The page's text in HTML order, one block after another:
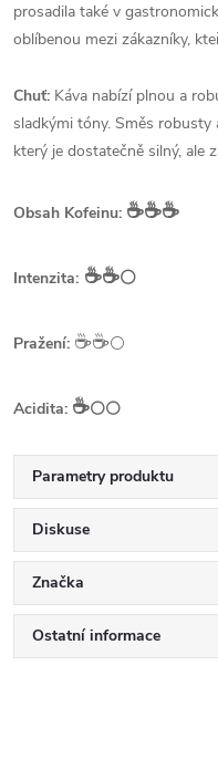
prosadila také v
oblíbenou mezi zákazníky,
Chuť: Káva nabízí plnou a
sladkými tóny. Směs robusty
který je dostatečně silný, ale
Obsah Kofeinu: ☕️☕️☕️
Intenzita: ☕️☕️⚪
Pražení: ☕️☕️⚪
Acidita: ☕️⚪⚪
Parametry produktu
Diskuse
Značka
Ostatní informace